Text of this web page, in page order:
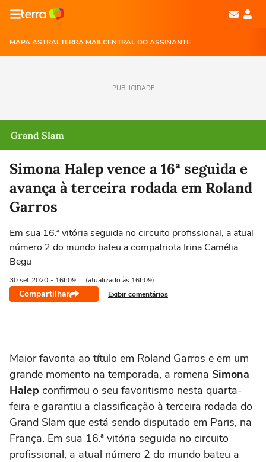
MAPA ASTRALTERRA MAILCENTRAL DO ASSINANTE
PUBLICIDADE
Grand Slam
Simona Halep vence a 16ª seguida e
avança à terceira rodada em Roland
Garros
Em sua 16.ª vitória seguida no circuito profissional, a atual
número 2 do mundo bateu a compatriota Irina Camélia
Begu
30 set 2020 - 16h09 (atualizado às 16h09)
Compartilhar Exibir comentários
Maior favorita ao título em Roland Garros e em um
grande momento na temporada, a romena Simona
Halep confirmou o seu favoritismo nesta quarta-
feira e garantiu a classificação à terceira rodada do
Grand Slam que está sendo disputado em Paris, na
França. Em sua 16.ª vitória seguida no circuito
profissional, a atual número 2 do mundo bateu a